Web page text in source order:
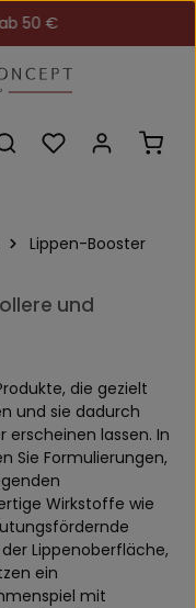
50 €
Du hast 0
Lippen-Booster
und
die gezielt
und sie dadurch
lassen. In
Sie Formulierungen,
Wirkstoffe wie
Lippenoberfläche,
ein
mit